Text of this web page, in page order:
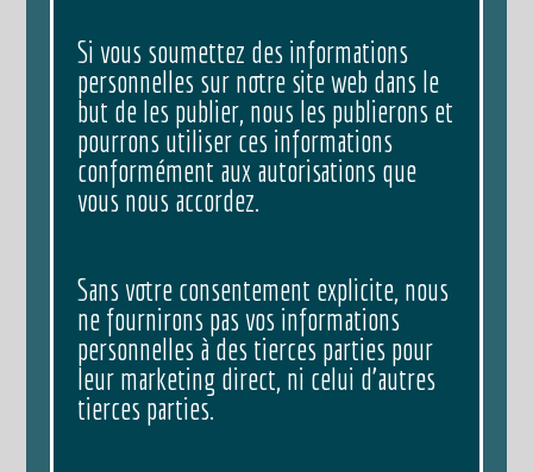
Si vous soumettez des informations
personnelles sur notre site web dans le
but de les publier, nous les publierons et
pourrons utiliser ces informations
conformément aux autorisations que
vous nous accordez.
Sans votre consentement explicite, nous
ne fournirons pas vos informations
personnelles à des tierces parties pour
leur marketing direct, ni celui d’autres
tierces parties.